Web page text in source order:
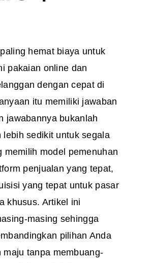
hemat biaya untuk
pakaian online dan
dengan cepat di
itu memiliki jawaban
jawabannya bukanlah
lebih sedikit untuk segala
memilih model pemenuhan
penjualan yang tepat,
yang tepat untuk pasar
khusus. Artikel ini
masing sehingga
pilihan Anda
maju tanpa membuang-